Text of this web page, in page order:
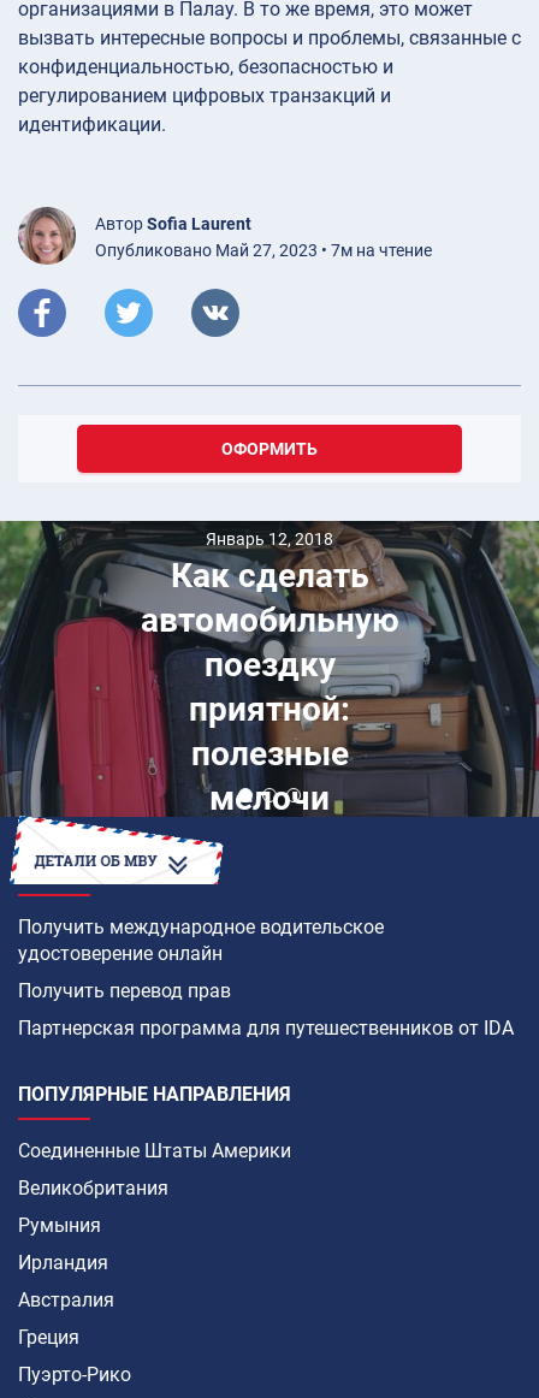
организациями в Палау. В то же время, это может
вызвать интересные вопросы и проблемы, связанные с
конфиденциальностью, безопасностью и
регулированием цифровых транзакций и
идентификации.
АвторSofia Laurent
Опубликовано Май 27, 2023 • 7м на чтение
ОФОРМИТЬ
Январь 12, 2018
Как сделать
автомобильную
поездку
приятной:
полезные
мелочи
КАК
Получить международное водительское
удостоверение онлайн
Получить перевод прав
Партнерская программа для путешественников от IDA
ПОПУЛЯРНЫЕ НАПРАВЛЕНИЯ
Соединенные Штаты Америки
Великобритания
Румыния
Ирландия
Австралия
Греция
Пуэрто-Рико